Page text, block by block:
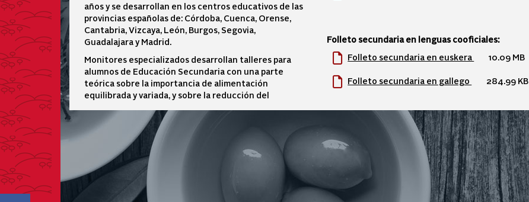
años y se desarrollan en los centros educativos de las
provincias españolas de: Córdoba, Cuenca, Orense,
Cantabria, Vizcaya, León, Burgos, Segovia,
Guadalajara y Madrid.
Monitores especializados desarrollan talleres para
alumnos de Educación Secundaria con una parte
teórica sobre la importancia de alimentación
equilibrada y variada, y sobre la reducción del
Folleto secundaria en lenguas cooficiales:
Folleto secundaria en euskera
10.09 MB
Folleto secundaria en gallego 284.99 KB